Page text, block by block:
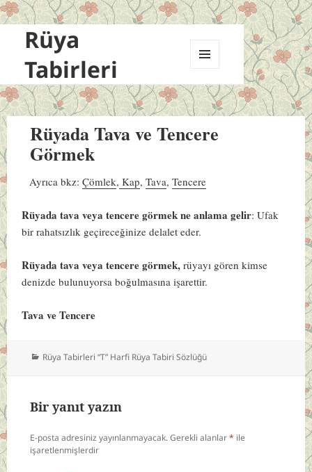
Rüya
Tabirleri
VE
BILEŞENLER
Rüyada Tava ve Tencere
Görmek
Ayrıca bkz:Çömlek, Kap,Tava,Tencere
Rüyada tava veya tencere görmek ne anlama gelir: Ufak
bir rahatsızlık geçireceğinize delalet eder.
Rüyada tava veya tencere görmek,rüyayı gören kimse
denizde bulunuyorsa boğulmasına işarettir.
Tava ve Tencere
Kategoriler
Rüya Tabirleri “T” Harfi Rüya Tabiri Sözlüğü
Bir yanıt yazın
E-posta adresiniz yayınlanmayacak.Gerekli alanlar* ile
işaretlenmişlerdir